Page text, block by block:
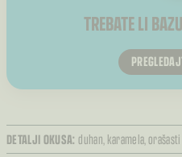
TREBATE LI
DETALJI OKUSA: duhan,karamela,